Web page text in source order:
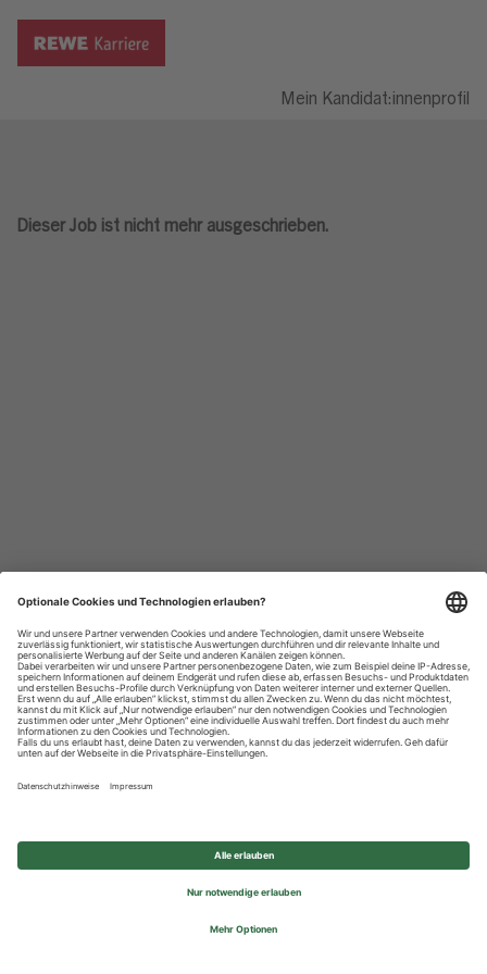
Mein Kandidat:innenprofil
Dieser Job ist nicht mehr ausgeschrieben.
Datenschutzhinweise
Impressum
Privatsphäre-Einstellungen
© 2026 REWE Group - All rights reserved